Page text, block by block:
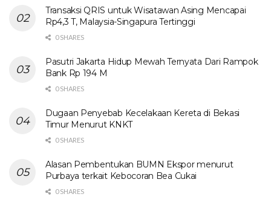
Transaksi QRIS untuk Wisatawan Asing Mencapai
Rp4,3 T, Malaysia-Singapura Tertinggi
0 SHARES
Pasutri Jakarta Hidup Mewah Ternyata Dari Rampok
Bank Rp 194 M
0 SHARES
Dugaan Penyebab Kecelakaan Kereta di Bekasi
Timur Menurut KNKT
0 SHARES
Alasan Pembentukan BUMN Ekspor menurut
Purbaya terkait Kebocoran Bea Cukai
0 SHARES